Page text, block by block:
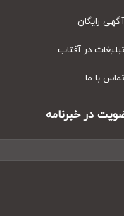
رایگان
در آفتاب
با ما
در خبرنامه